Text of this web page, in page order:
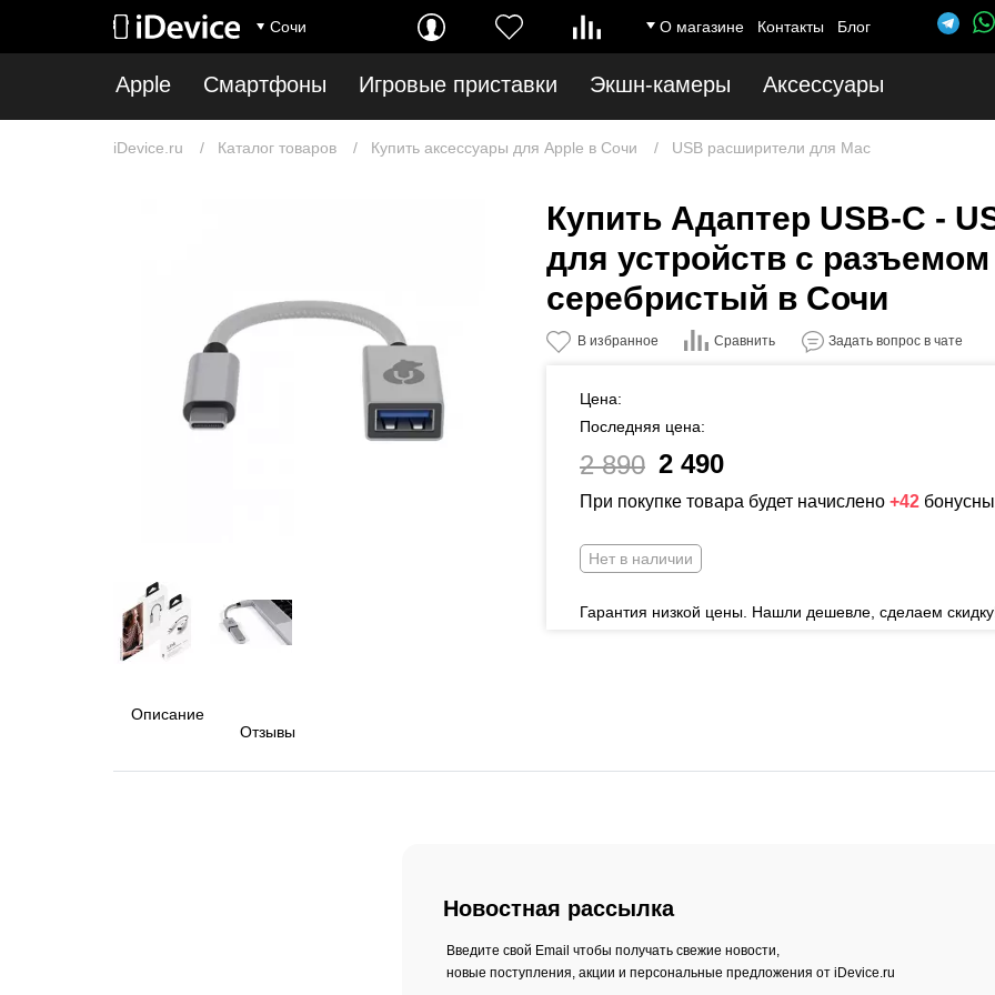
Сочи О магазине Контакты Блог
Apple Смартфоны Игровые приставки Экшн-камеры Аксессуары
iDevice.ru Каталог товаров Купить аксессуары для Apple в Сочи USB расширители для Mac
Купить Адаптер USB-C -
для устройств с
серебристый в Сочи
В избранное Сравнить Задать вопрос в чате
Цена:
Последняя цена:
2 890 2 490
При покупке товара будет начислено +42
Нет в наличии
Гарантия низкой цены. Нашли дешевле, сделаем
Описание
Отзывы
Новостная рассылка
Введите свой Email чтобы получать свежие новости,
новые поступления, акции и персональные предложения от iDevice.ru